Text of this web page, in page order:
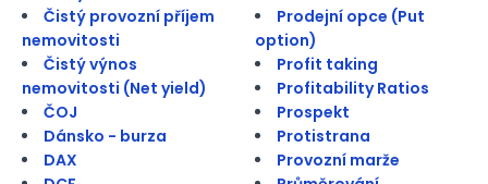
Čistý provozní příjem
nemovitosti
Čistý výnos
nemovitosti (Net yield)
ČOJ
Dánsko - burza
DAX
Prodejní opce (Put
option)
Profit taking
Profitability Ratios
Prospekt
Protistrana
Provozní marže